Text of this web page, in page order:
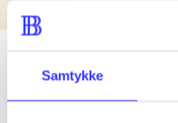
Samtykke
Nyhed